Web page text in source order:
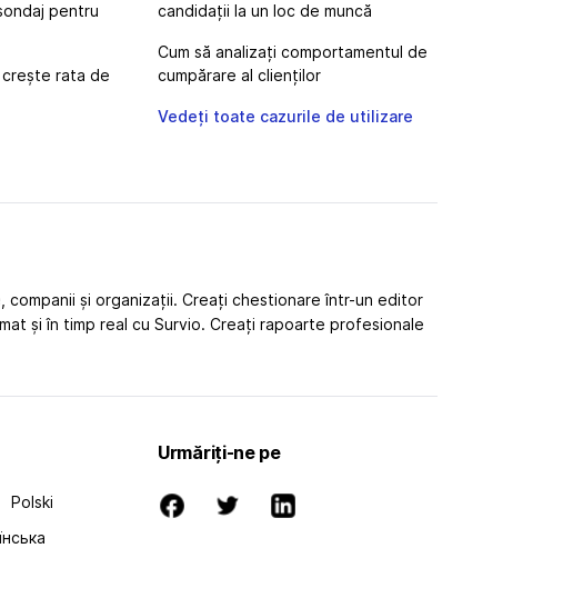
pentru
rata de
candidații la un loc de muncă
Cum să analizați comportamentul de
cumpărare al clienților
Vedeți toate cazurile de utilizare
și organizații. Creați chestionare într-un editor
și în timp real cu Survio. Creați rapoarte profesionale
Polski
Urmăriți-ne pe